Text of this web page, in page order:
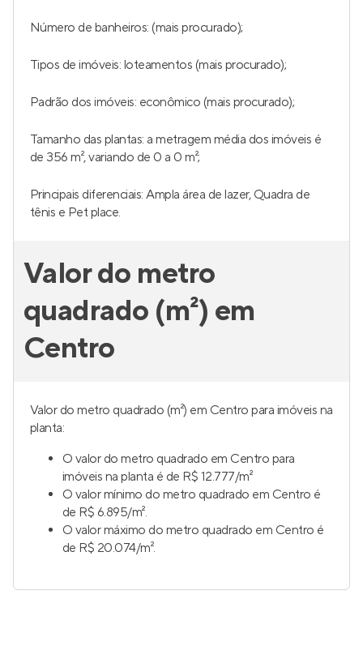
Número de banheiros: (mais procurado);
Tipos de imóveis: loteamentos (mais procurado);
Padrão dos imóveis: econômico (mais procurado);
Tamanho das plantas: a metragem média dos imóveis é
de 356 m², variando de 0 a 0 m²;
Principais diferenciais: Ampla área de lazer, Quadra de
tênis e Pet place.
Valor do metro
quadrado (m²) em
Centro
Valor do metro quadrado (m²) em Centro para imóveis na
planta:
O valor do metro quadrado em Centro para
imóveis na planta é de R$ 12.777/m²
O valor mínimo do metro quadrado em Centro é
de R$ 6.895/m².
O valor máximo do metro quadrado em Centro é
de R$ 20.074/m².